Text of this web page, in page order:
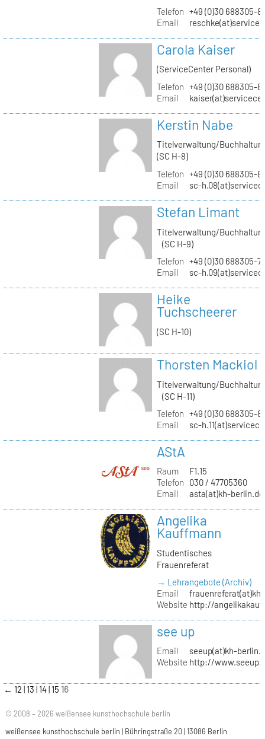
Telefon +49 (0)30 688305-
Email
Carola Kaiser
(ServiceCenter Personal)
Telefon +49 (0)30 688305-
Email
Kerstin Nabe
Titelverwaltung/
(SC H-8)
Telefon +49 (0)30 688305-
Email
sc-
Stefan Limant
Titelverwaltung/
(SC H-9)
Telefon +49 (0)30 688305-
Email
sc-
Heike
Tuchscheerer
(SC H-10)
Thorsten Mackiol
Titelverwaltung/
(SC H-11)
Telefon +49 (0)30 688305-
Email
sc-
AStA
Raum
F1.15
Telefon
030 / 47705360
Email
asta(at)kh-berlin.de
Angelika
Kauffmann
Studentisches
Frauenreferat
→ Lehrangebote (Archiv)
Email
Website http://
see up
Email
seeup(at)kh-
Website http://
← 12 13 14 15 16
© 2008 – 2026 weißensee kunsthochschule berlin
weißensee kunsthochschule berlin | Bühringstraße 20 | 13086 Berlin